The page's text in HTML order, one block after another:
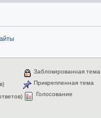
Заблокированная тема
Прикрепленная тема
Голосование